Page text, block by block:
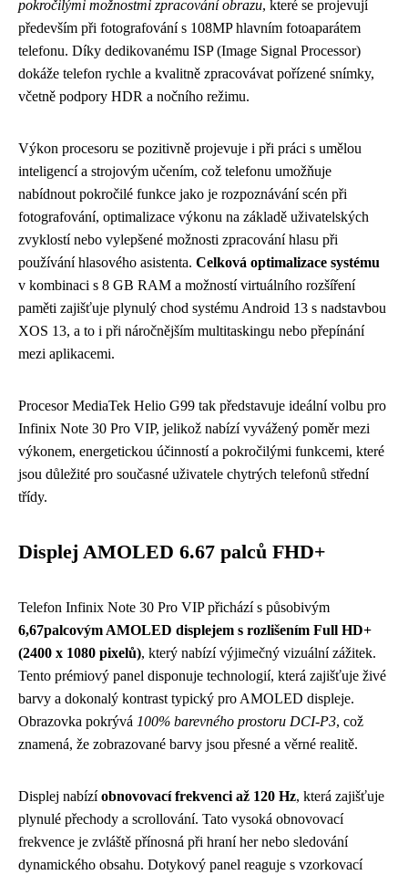
pokročilými možnostmi zpracování obrazu, které se projevují
především při fotografování s 108MP hlavním fotoaparátem
telefonu. Díky dedikovanému ISP (Image Signal Processor)
dokáže telefon rychle a kvalitně zpracovávat pořízené snímky,
včetně podpory HDR a nočního režimu.
Výkon procesoru se pozitivně projevuje i při práci s umělou
inteligencí a strojovým učením, což telefonu umožňuje
nabídnout pokročilé funkce jako je rozpoznávání scén při
fotografování, optimalizace výkonu na základě uživatelských
zvyklostí nebo vylepšené možnosti zpracování hlasu při
používání hlasového asistenta. Celková optimalizace systému
v kombinaci s 8 GB RAM a možností virtuálního rozšíření
paměti zajišťuje plynulý chod systému Android 13 s nadstavbou
XOS 13, a to i při náročnějším multitaskingu nebo přepínání
mezi aplikacemi.
Procesor MediaTek Helio G99 tak představuje ideální volbu pro
Infinix Note 30 Pro VIP, jelikož nabízí vyvážený poměr mezi
výkonem, energetickou účinností a pokročilými funkcemi, které
jsou důležité pro současné uživatele chytrých telefonů střední
třídy.
Displej AMOLED 6.67 palců FHD+
Telefon Infinix Note 30 Pro VIP přichází s působivým
6,67palcovým AMOLED displejem s rozlišením Full HD+
(2400 x 1080 pixelů), který nabízí výjimečný vizuální zážitek.
Tento prémiový panel disponuje technologií, která zajišťuje živé
barvy a dokonalý kontrast typický pro AMOLED displeje.
Obrazovka pokrývá 100% barevného prostoru DCI-P3, což
znamená, že zobrazované barvy jsou přesné a věrné realitě.
Displej nabízíobnovovací frekvenci až 120 Hz, která zajišťuje
plynulé přechody a scrollování. Tato vysoká obnovovací
frekvence je zvláště přínosná při hraní her nebo sledování
dynamického obsahu. Dotykový panel reaguje s vzorkovací